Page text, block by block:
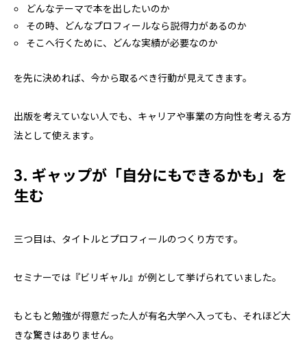
どんなテーマで本を出したいのか
その時、どんなプロフィールなら説得力があるのか
そこへ行くために、どんな実績が必要なのか
を先に決めれば、今から取るべき行動が見えてきます。
出版を考えていない人でも、キャリアや事業の方向性を考える方
法として使えます。
3. ギャップが「自分にもできるかも」を
生む
三つ目は、タイトルとプロフィールのつくり方です。
セミナーでは『ビリギャル』が例として挙げられていました。
もともと勉強が得意だった人が有名大学へ入っても、それほど大
きな驚きはありません。